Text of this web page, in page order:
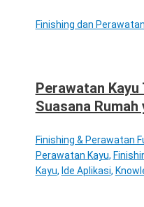
Finishing dan
Perawatan
Suasana
Finishing & Perawatan
Perawatan Kayu,
Kayu, Ide Aplikasi,